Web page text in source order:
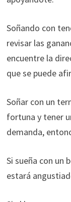
Soñando con
revisar las
encuentre la
que se puede
Soñar con un
fortuna y tener
demanda,
Si sueña con un
estará